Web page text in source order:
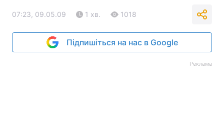
07:23, 09.05.09 1 хв. 1018
Підпишіться на нас в Google
Реклама